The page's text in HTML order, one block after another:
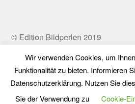
© Edition Bildperlen 2019
Vertrag
Wir verwenden Cookies, um
Funktionalität zu bieten. Informieren
Datenschutzerklärung. Nutzen Sie
Sie der Verwendung zu
Cookie-